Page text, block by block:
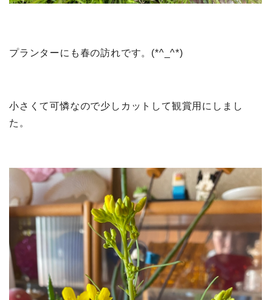
プランターにも春の訪れです。(*^_^*)
小さくて可憐なので少しカットして観賞用にしまし
た。